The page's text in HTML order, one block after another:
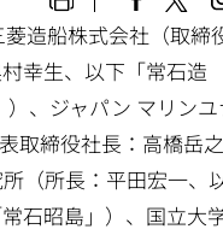
造船株式会社（取締
幸生、以下「常石造
、ジャパン マリンユ
取締役社長：高橋岳
（所長：平田宏一、
石昭島」）、国立大